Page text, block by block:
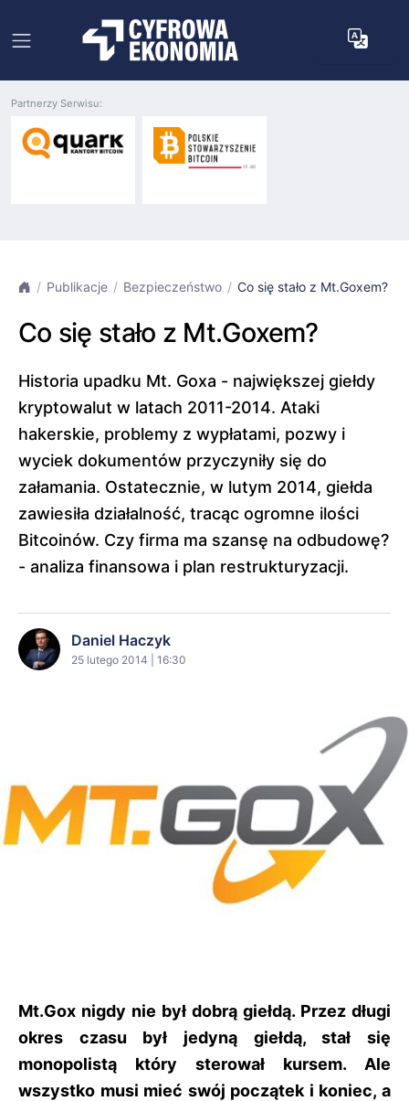
Partnerzy Serwisu:
Publikacje Bezpieczeństwo Co się stało z Mt.Goxem?
Co się stało z Mt.Goxem?
Historia upadku Mt. Goxa - największej giełdy
kryptowalut w latach 2011-2014. Ataki
hakerskie, problemy z wypłatami, pozwy i
wyciek dokumentów przyczyniły się do
załamania. Ostatecznie, w lutym 2014, giełda
zawiesiła działalność, tracąc ogromne ilości
Bitcoinów. Czy firma ma szansę na odbudowę?
- analiza finansowa i plan restrukturyzacji.
Daniel Haczyk
25 lutego 2014 | 16:30
Mt.Gox nigdy nie był dobrą giełdą. Przez długi
okres czasu był jedyną giełdą, stał się
monopolistą który sterował kursem. Ale
wszystko musi mieć swój początek i koniec, a